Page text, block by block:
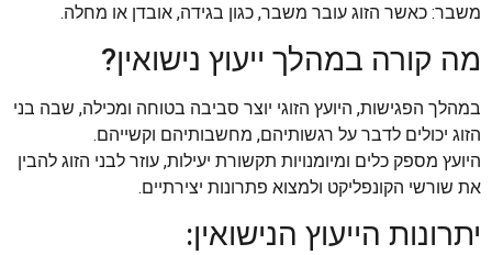
משבר: כאשר הזוג עובר משבר, כגון בגידה, אובדן או מחלה.
מה קורה במהלך ייעוץ נישואין?
במהלך הפגישות, היועץ הזוגי יוצר סביבה בטוחה ומכילה, שבה בני
הזוג יכולים לדבר על רגשותיהם, מחשבותיהם וקשייהם.
היועץ מספק כלים ומיומנויות תקשורת יעילות, עוזר לבני הזוג להבין
את שורשי הקונפליקט ולמצוא פתרונות יצירתיים.
יתרונות הייעוץ הנישואין: